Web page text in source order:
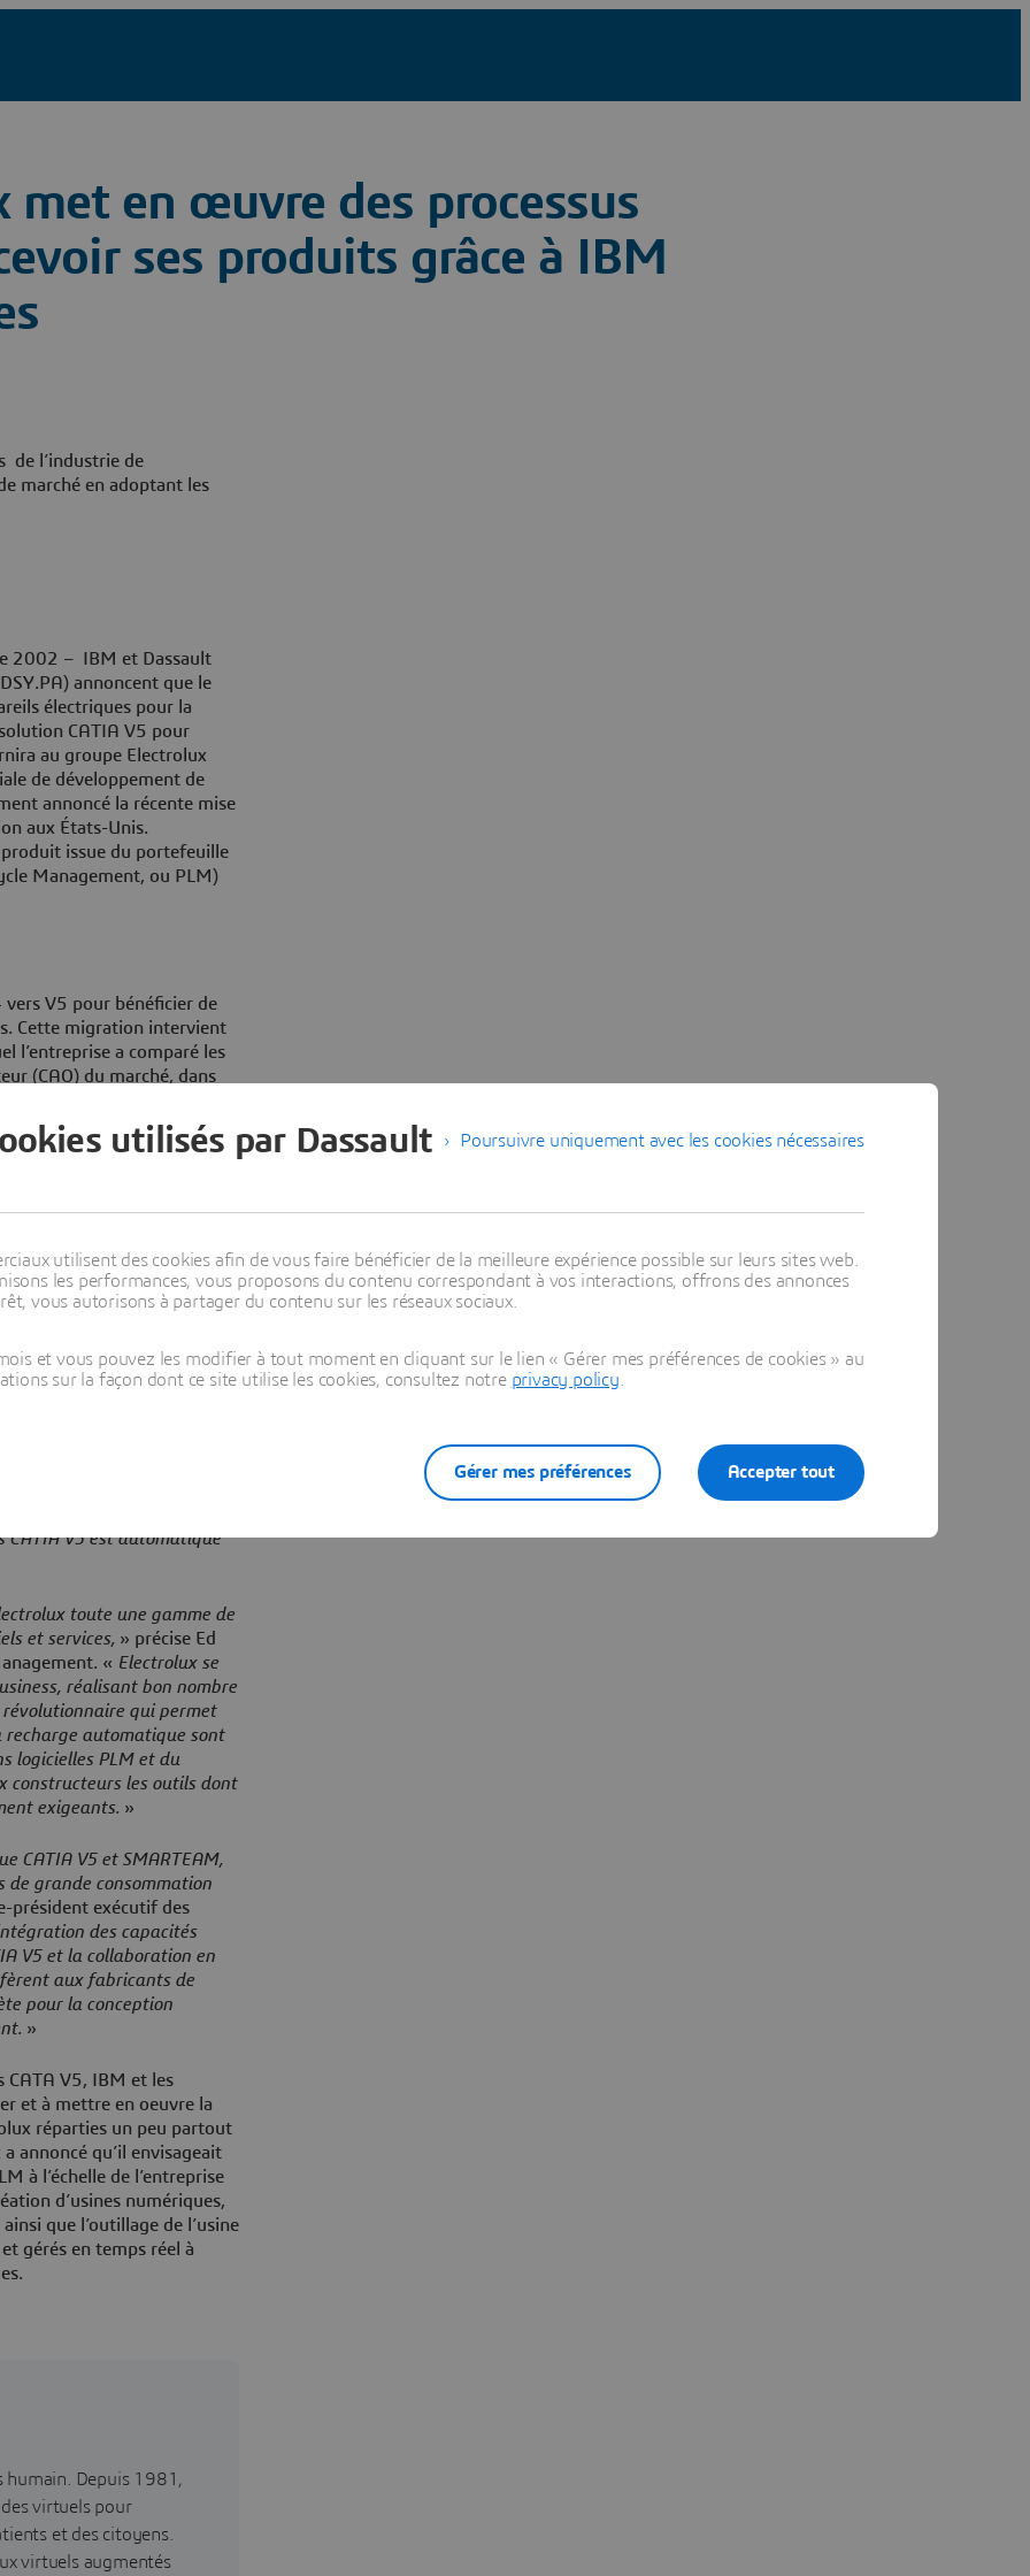
met en œuvre des processus
ses produits grâce à IBM
de l’industrie de
marché en adoptant les
2002 – IBM et Dassault
annoncent que le
électriques pour la
CATIA V5 pour
au groupe Electrolux
de développement de
annoncé la récente mise
aux États-Unis.
issue du portefeuille
Management, ou PLM)
vers V5 pour bénéficier de
Cette migration intervient
l’entreprise a comparé les
(CAO) du marché, dans
Caroline du Sud aux États-
et plus fonctionnelles
ingénieurs de l’entreprise
délais de développement
effectuée très simplement
du groupe Electrolux
de CATIA depuis 1987, j’ai
apportées au produit CATIA
modules simples à utiliser.
leur passe par la tête.
nous pouvons désormais
clients achètent nos
pour leur esthétique
car il nous permet
spécifiques. Sans
CATIA V5 est automatique
toute une gamme de
et services, » précise Ed
« Electrolux se
réalisant bon nombre
révolutionnaire qui permet
recharge automatique sont
logicielles PLM et du
constructeurs les outils dont
exigeants. »
CATIA V5 et SMARTEAM,
de grande consommation
président exécutif des
des capacités
V5 et la collaboration en
aux fabricants de
pour la conception
»
CATA V5, IBM et les
et à mettre en oeuvre la
réparties un peu partout
annoncé qu’il envisageait
à l’échelle de l’entreprise
d’usines numériques,
que l’outillage de l’usine
gérés en temps réel à
humain. Depuis 1981,
virtuels pour
et des citoyens.
virtuels augmentés
Poursuivre uniquement avec les cookies nécessaires
utilisés par Dassault
utilisent des cookies afin de vous faire bénéficier de la meilleure expérience possible sur leurs sites web.
les performances, vous proposons du contenu correspondant à vos interactions, offrons des annonces
vous autorisons à partager du contenu sur les réseaux sociaux.
et vous pouvez les modifier à tout moment en cliquant sur le lien « Gérer mes préférences de cookies » au
sur la façon dont ce site utilise les cookies, consultez notre privacy policy
Accepter tout
Gérer mes préférences